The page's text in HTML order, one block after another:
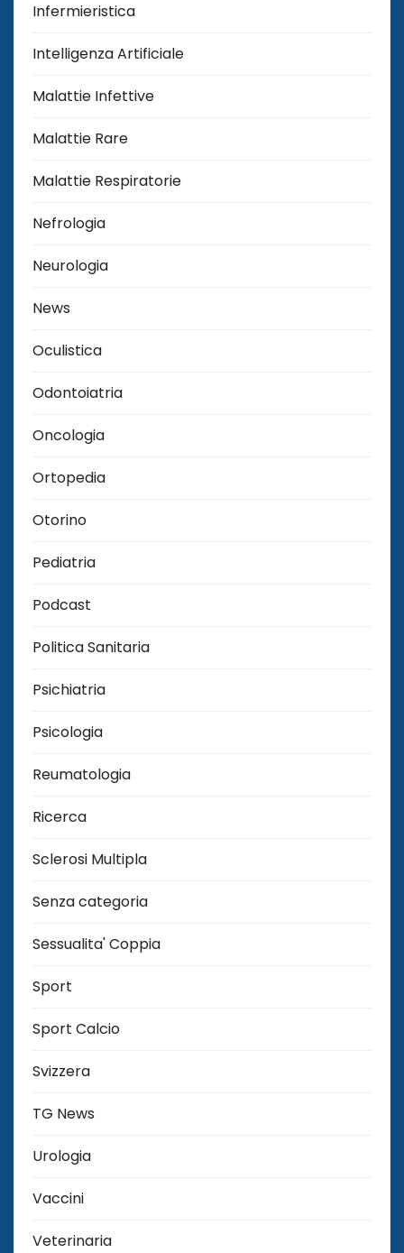
Infermieristica
Intelligenza Artificiale
Malattie Infettive
Malattie Rare
Malattie Respiratorie
Nefrologia
Neurologia
News
Oculistica
Odontoiatria
Oncologia
Ortopedia
Otorino
Pediatria
Podcast
Politica Sanitaria
Psichiatria
Psicologia
Reumatologia
Ricerca
Sclerosi Multipla
Senza categoria
Sessualita' Coppia
Sport
Sport Calcio
Svizzera
TG News
Urologia
Vaccini
Veterinaria